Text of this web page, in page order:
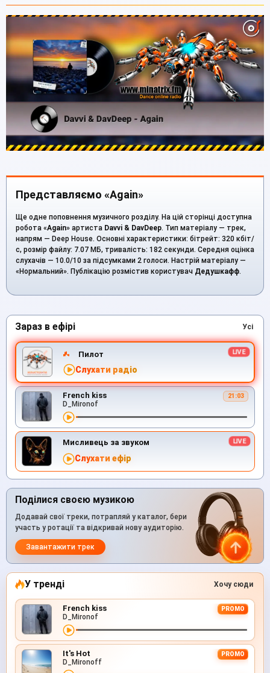
Представляємо «Again»
Ще одне поповнення музичного розділу. На цій сторінці доступна
робота «Again» артиста Davvi & DavDeep. Тип матеріалу — трек,
напрям — Deep House. Основні характеристики: бітрейт: 320 кбіт/
с, розмір файлу: 7.07 МБ, тривалість: 182 секунди. Середня оцінка
слухачів — 10.0/10 за підсумками 2 голоси. Настрій матеріалу —
«Нормальний». Публікацію розмістив користувач Дедушкафф.
Зараз в ефірі Усі
Пилот
Слухати радіо
French kiss 21:03
D_Mironof
Мисливець за звуком
Слухати ефір
Поділися своєю музикою
Додавай свої треки, потрапляй у каталог, бери
участь у ротації та відкривай нову аудиторію.
Завантажити трек
У тренді Хочу сюди
French kiss PROMO
D_Mironof
It's Hot PROMO
D_Mironoff